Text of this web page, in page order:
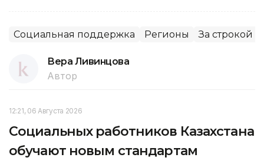
Социальная поддержка Регионы За строкой
Вера Ливинцова
Автор
12:21, 06 Августа 2026
Социальных работников Казахстана
обучают новым стандартам